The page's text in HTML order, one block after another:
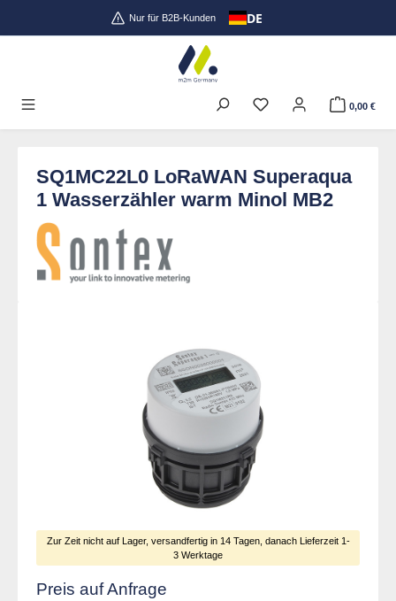
Zum Hauptinhalt springenNur für B2B-Kunden DE
0,00 €
SQ1MC22L0 LoRaWAN Superaqua
1 Wasserzähler warm Minol MB2
Zur Zeit nicht auf Lager, versandfertig in 14 Tagen, danach Lieferzeit 1-
3 Werktage
Preis auf Anfrage